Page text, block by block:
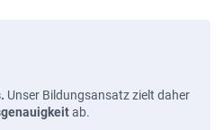
Unser Bildungsansatz zielt daher
ab.